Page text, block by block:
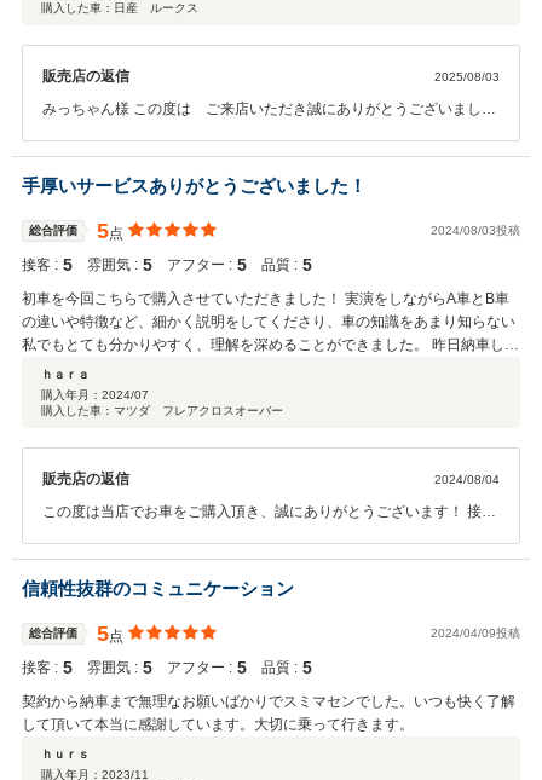
います。
購入した車：日産 ルークス
販売店の返信 2025/08/03
みっちゃん様 この度は ご来店いただき誠にありがとうございまし
謝いたします。 スタッフの対応についてご満足いただき安心いたしま
した。 今後もお客様一人ひとりに寄り添った提案、対応を心がけてま
いります。 お客様の大切なお車を弊社にお任せいただいたからには、
私たちも精一杯サポートさせて いただければと思っております！ 納
車後 お車についてご不明な点や、ご不安な点がございましたらお気
軽にお問い合わせくださいませ。 今後とも 浜田博自動車株式会社を
どうぞよろしくお願いいたします。
手厚いサービスありがとうございました！
総合評価 5点 2024/08/03投稿
接客 : 5 雰囲気 : 5 アフター : 5 品質 : 5
初車を今回こちらで購入させていただきました！ 実演をしながらA車とB車
の違いや特徴など、細かく説明をしてくださり、車の知識をあまり知らない
私でもとても分かりやすく、理解を深めることができました。 昨日納車して
いただきましたが、1つ1つ車内設備についても説明していただきアフターフ
ォローも素晴らしかったです。 今回、こちらで納得いく車を購入することが
でき感謝の気持ちでいっぱいです。 引き続きお世話になると思いますが、ど
ｈａｒａ
購入年月： 2024/07
購入した車：マツダ フレアクロスオーバー
販売店の返信 2024/08/04
この度は当店でお車をご購入頂き、誠にありがとうございます！ 接客
フ、楽しんでくださいね！また何かございましたらお気軽にご連絡・
ご来店くださいませ♪ 今後とも弊社とのお付き合いの程、よろしくお
願い致します！
信頼性抜群のコミュニケーション
総合評価 5点 2024/04/09投稿
接客 : 5 雰囲気 : 5 アフター : 5 品質 : 5
契約から納車まで無理なお願いばかりでスミマセンでした。いつも快く了解
して頂いて本当に感謝しています。大切に乗って行きます。
ｈｕｒｓ
購入年月： 2023/11